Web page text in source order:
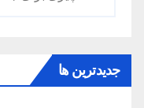
جدیدترین ها